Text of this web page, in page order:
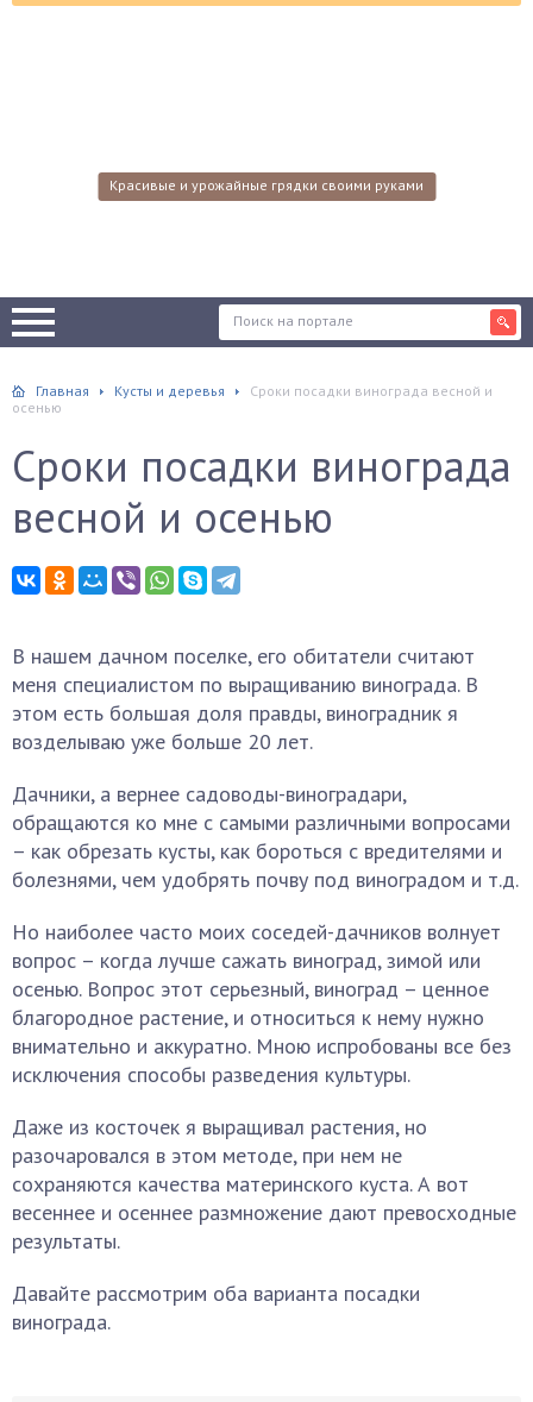
Красивые и урожайные грядки своими руками
Главная Кусты и деревья
Сроки посадки винограда весной и
осенью
Сроки посадки винограда
весной и осенью
В нашем дачном поселке, его обитатели считают
меня специалистом по выращиванию винограда. В
этом есть большая доля правды, виноградник я
возделываю уже больше 20 лет.
Дачники, а вернее садоводы-виноградари,
обращаются ко мне с самыми различными вопросами
– как обрезать кусты, как бороться с вредителями и
болезнями, чем удобрять почву под виноградом и т.д.
Но наиболее часто моих соседей-дачников волнует
вопрос – когда лучше сажать виноград, зимой или
осенью. Вопрос этот серьезный, виноград – ценное
благородное растение, и относиться к нему нужно
внимательно и аккуратно. Мною испробованы все без
исключения способы разведения культуры.
Даже из косточек я выращивал растения, но
разочаровался в этом методе, при нем не
сохраняются качества материнского куста. А вот
весеннее и осеннее размножение дают превосходные
результаты.
Давайте рассмотрим оба варианта посадки
винограда.